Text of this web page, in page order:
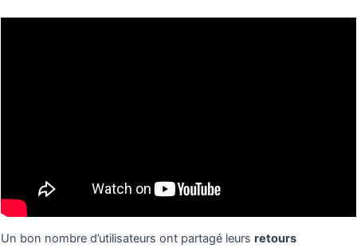
Un bon nombre d’utilisateurs ont partagé leurs retours